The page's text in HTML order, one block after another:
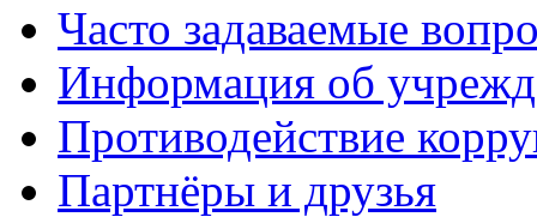
Часто задаваемые
Информация об
Противодействие
Партнёры и друзья